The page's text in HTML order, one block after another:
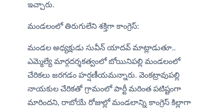
ఇచ్చారు.
మండలంలో తిరుగులేని శక్తిగా కాంగ్రెస్:
మండల అధ్యక్షుడు సువీన్ యాదవ్ మాట్లాడుతూ..
ఎమ్మెల్యే మార్గదర్శకత్వంలో బోయినిపల్లి మండలంలో
చేరికలు జరగడం హర్షణీయమన్నారు. వెంకట్రావుపల్లి
నాయకుల చేరికతో గ్రామంలో పార్టీ మరింత పటిష్టంగా
మారిందని, రాబోయే రోజుల్లో మండలాన్ని కాంగ్రెస్ కిల్లాగా